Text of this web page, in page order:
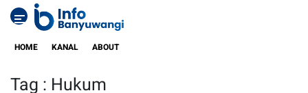
HOME KANAL ABOUT
Tag : Hukum